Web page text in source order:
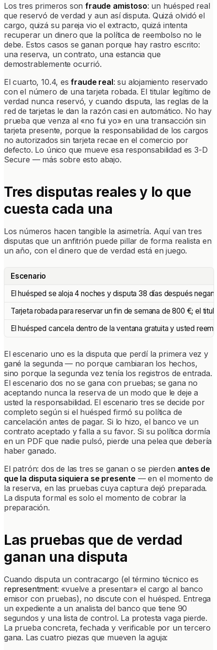
Los tres primeros sonfraude amistoso: un huésped real
que reservó de verdad y aun así disputa. Quizá olvidó el
cargo, quizá su pareja vio el extracto, quizá intenta
recuperar un dinero que la política de reembolso no le
debe. Estos casos se ganan porque hay rastro escrito:
una reserva, un contrato, una estancia que
demostrablemente ocurrió.
El cuarto, 10.4, esfraude real: su alojamiento reservado
con el número de una tarjeta robada. El titular legítimo de
verdad nunca reservó, y cuando disputa, las reglas de la
red de tarjetas le dan la razón casi en automático. No hay
prueba que venza al «no fui yo» en una transacción sin
tarjeta presente, porque la responsabilidad de los cargos
no autorizados sin tarjeta recae en el comercio por
defecto. Lo único que mueve esa responsabilidad es 3-D
Secure — más sobre esto abajo.
Tres disputas reales y lo que
cuesta cada una
Los números hacen tangible la asimetría. Aquí van tres
disputas que un anfitrión puede pillar de forma realista en
un año, con el dinero que de verdad está en juego.
Escenario
El huésped se aloja 4 noches y disputa 38 días después
Tarjeta robada para reservar un fin de semana de 800 €; el
El huésped cancela dentro de la ventana gratuita y usted
El escenario uno es la disputa que perdí la primera vez y
gané la segunda — no porque cambiaran los hechos,
sino porque la segunda vez tenía los registros de entrada.
El escenario dos no se gana con pruebas; se gana no
aceptando nunca la reserva de un modo que le deje a
usted la responsabilidad. El escenario tres se decide por
completo según si el huésped firmó su política de
cancelación antes de pagar. Si lo hizo, el banco ve un
contrato aceptado y falla a su favor. Si su política dormía
en un PDF que nadie pulsó, pierde una pelea que debería
haber ganado.
El patrón: dos de las tres se ganan o se pierden antes de
que la disputa siquiera se presente — en el momento de
la reserva, en las pruebas cuya captura dejó preparada.
La disputa formal es solo el momento de cobrar la
preparación.
Las pruebas que de verdad
ganan una disputa
Cuando disputa un contracargo (el término técnico es
representment: «vuelve a presentar» el cargo al banco
emisor con pruebas), no discute con el huésped. Entrega
un expediente a un analista del banco que tiene 90
segundos y una lista de control. La protesta vaga pierde.
La prueba concreta, fechada y verificable por un tercero
gana. Las cuatro piezas que mueven la aguja: